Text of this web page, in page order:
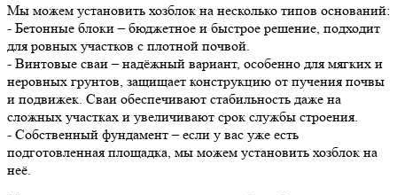
Мы можем установить хозблок на несколько типов оснований:
- Бетонные блоки – бюджетное и быстрое решение, подходит
для ровных участков с плотной почвой.
- Винтовые сваи – надёжный вариант, особенно для мягких и
неровных грунтов, защищает конструкцию от пучения почвы
и подвижек. Сваи обеспечивают стабильность даже на
сложных участках и увеличивают срок службы строения.
- Собственный фундамент – если у вас уже есть
подготовленная площадка, мы можем установить хозблок на
неё.